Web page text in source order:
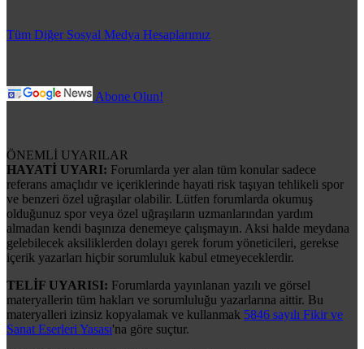
Tüm Diğer Sosyal Medya Hesaplarımız
Abone Olun!
ÖNEMLİ UYARILAR
HAYATİ UYARI: Forumlarda yer alan tüm konular sadece
referans amaçlıdır ve içeriklerinde hayati risk taşıyan tehlikeli spor
ve benzeri özel uğraşılar olabilir. Lütfen forumlarda okumuş
olduğunuz spor veya özel uğraşıların uzmanlarından yardım
almadan kendi başınıza denemeye çalışmayın. Aksi halde meydana
gelebilecek aksiliklerden dolayı gerek forum yöneticileri, gerekse
içerik yazarları hiçbir sorumluluk kabul etmeyeceklerdir.
TELİF UYARISI: Forumlarda yayınlanan yazılı ve görsel
materyallerin tüm hakları ve sorumluluğu yazarlarına aittir. Bu
materyalleri izinsiz kopyalamak ve kullanmak 5846 sayılı Fikir ve
Sanat Eserleri Yasası'na göre suçtur.